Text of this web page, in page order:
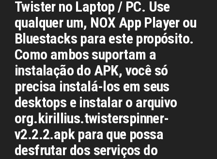
Twister no Laptop / PC. Use
qualquer um, NOX App Player ou
Bluestacks para este propósito.
Como ambos suportam a
instalação do APK, você só
precisa instalá-los em seus
desktops e instalar o arquivo
org.kirillius.twisterspinner-
v2.2.2.apk para que possa
desfrutar dos serviços do